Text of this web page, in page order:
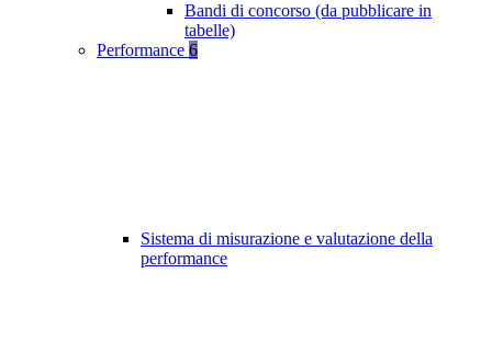
Bandi di concorso (da pubblicare in
tabelle)
Performance 6
Sistema di misurazione e valutazione della
performance